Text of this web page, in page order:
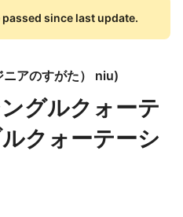
since last update.
ニアのすがた） niu)
グルクォーテ
クォーテーシ